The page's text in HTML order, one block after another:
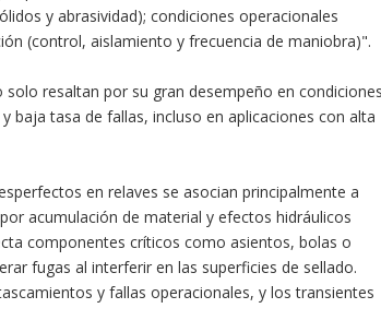
y abrasividad); condiciones operacionales
(control, aislamiento y frecuencia de maniobra)".
solo resaltan por su gran desempeño en condiciones
baja tasa de fallas, incluso en aplicaciones con alta
en relaves se asocian principalmente a
acumulación de material y efectos hidráulicos
componentes críticos como asientos, bolas o
fugas al interferir en las superficies de sellado.
y fallas operacionales, y los transientes